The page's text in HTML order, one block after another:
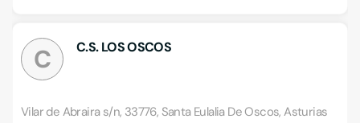
C C.S. LOS OSCOS
Vilar de Abraira s/n, 33776, Santa Eulalia De Oscos, Asturias